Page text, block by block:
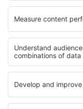
Ubytování in Santa
Ubytování na Anna
Ubytování v Národní park
Ubytování in Muntenia
Ubytování na Zlínsku